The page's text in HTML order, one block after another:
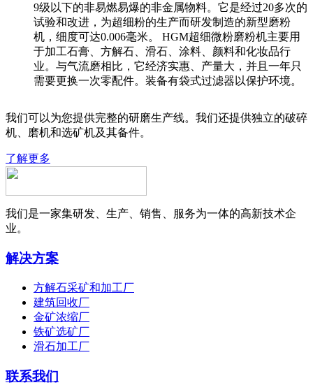
9级以下的非易燃易爆的非金属物料。它是经过20多次的
试验和改进，为超细粉的生产而研发制造的新型磨粉
机，细度可达0.006毫米。 HGM超细微粉磨粉机主要用
于加工石膏、方解石、滑石、涂料、颜料和化妆品行
业。与气流磨相比，它经济实惠、产量大，并且一年只
需要更换一次零配件。装备有袋式过滤器以保护环境。
我们可以为您提供完整的研磨生产线。我们还提供独立的破碎
机、磨机和选矿机及其备件。
了解更多
我们是一家集研发、生产、销售、服务为一体的高新技术企
业。
解决方案
方解石采矿和加工厂
建筑回收厂
金矿浓缩厂
铁矿选矿厂
滑石加工厂
联系我们